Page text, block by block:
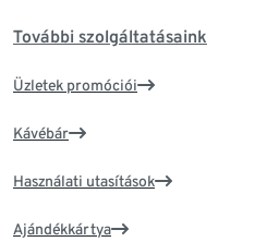
További szolgáltatásaink
Üzletek promóciói
Kávébár
Használati utasítások
Ajándékkártya